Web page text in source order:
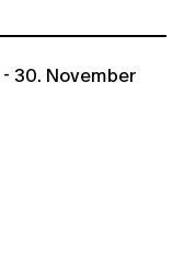
30. November